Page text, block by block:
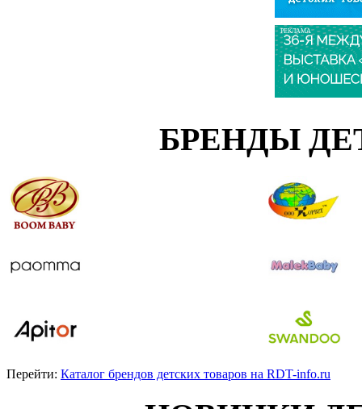
РЕКЛАМА
БРЕНДЫ
Перейти: Каталог брендов детских товаров на RDT-info.ru